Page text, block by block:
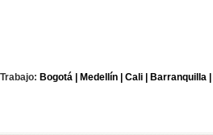
Trabajo: Bogotá | Medellín | Cali | Barranquilla |